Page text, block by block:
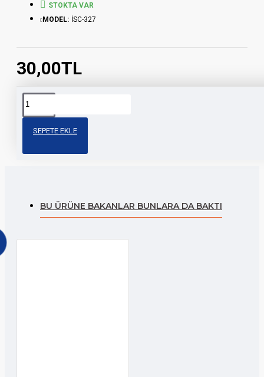
30,00TL
STOKTA VAR
MODEL: İSC-327
SEPETE EKLE
Etiketler:
BU ÜRÜNE BAKANLAR BUNLARA DA BAKTI